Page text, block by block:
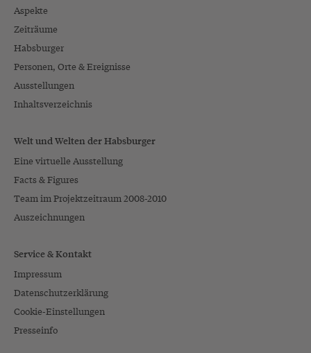
Aspekte
Zeiträume
Habsburger
Personen, Orte & Ereignisse
Ausstellungen
Inhaltsverzeichnis
Welt und Welten der Habsburger
Eine virtuelle Ausstellung
Facts & Figures
Team im Projektzeitraum 2008-2010
Auszeichnungen
Service & Kontakt
Impressum
Datenschutzerklärung
Cookie-Einstellungen
Presseinfo